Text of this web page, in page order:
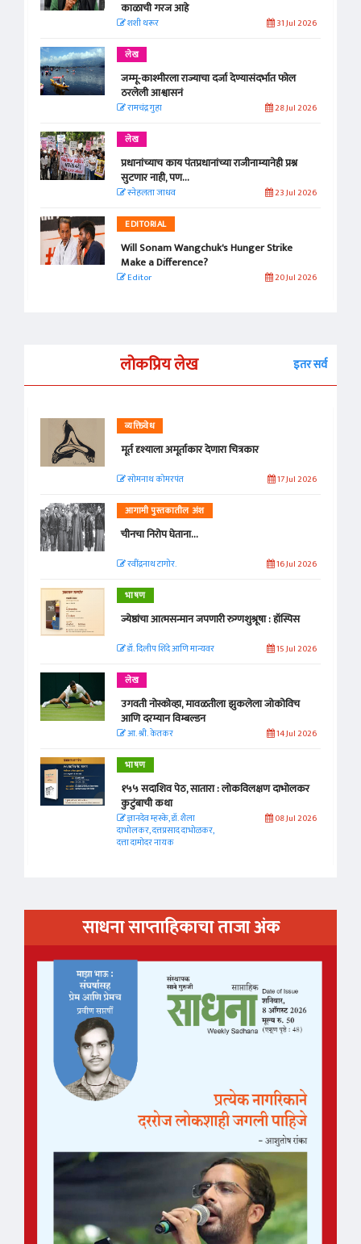
काळाची गरज आहे
शशी थरूर 31 Jul 2026
लेख
जम्मू-काश्मीरला राज्याचा दर्जा देण्यासंदर्भात फोल
ठरलेली आश्वासनं
रामचंद्र गुहा 28 Jul 2026
लेख
प्रधानांच्याच काय पंतप्रधानांच्या राजीनाम्यानेही प्रश्न
सुटणार नाही, पण...
स्नेहलता जाधव 23 Jul 2026
EDITORIAL
Will Sonam Wangchuk's Hunger Strike
Make a Difference?
Editor 20 Jul 2026
लोकप्रिय लेख इतर सर्व
व्यक्तिवेध
मूर्त दृश्याला अमूर्ताकार देणारा चित्रकार
सोमनाथ कोमरपंत 17 Jul 2026
आगामी पुस्तकातील अंश
चीनचा निरोप घेताना...
रवींद्रनाथ टागोर. 16 Jul 2026
भाषण
ज्येष्ठांचा आत्मसन्मान जपणारी रुग्णशुश्रूषा : हॉस्पिस
डॉ. दिलीप शिंदे आणि मान्यवर 15 Jul 2026
लेख
उगवती नोस्कोव्हा, मावळतीला झुकलेला जोकोविच
आणि दरम्यान विम्बल्डन
आ. श्री. केतकर 14 Jul 2026
भाषण
१५५ सदाशिव पेठ, सातारा : लोकविलक्षण दाभोलकर
कुटुंबाची कथा
ज्ञानदेव म्हस्के, डॉ. शैला
दाभोलकर, दत्तप्रसाद दाभोळकर,
दत्ता दामोदर नायक
08 Jul 2026
साधना साप्ताहिकाचा ताजा अंक